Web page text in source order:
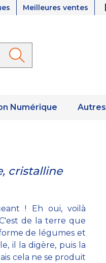
Meilleures ventes
Numérique Autres
cristalline
! Eh oui, voilà
de la terre que
de légumes et
il la digère, puis la
cela ne se produit